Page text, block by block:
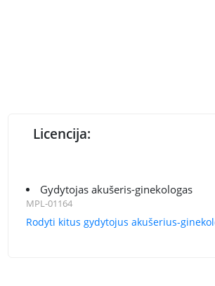
Licencija:
Gydytojas akušeris-ginekologas
MPL-01164
Rodyti kitus gydytojus akušerius-